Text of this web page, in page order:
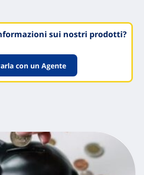
sui nostri prodotti?
con un Agente